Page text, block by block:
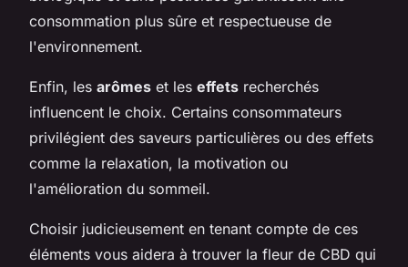
consommation plus sûre et respectueuse de
l'environnement.
Enfin, les arômes et les effets recherchés
influencent le choix. Certains consommateurs
privilégient des saveurs particulières ou des effets
comme la relaxation, la motivation ou
l'amélioration du sommeil.
Choisir judicieusement en tenant compte de ces
éléments vous aidera à trouver la fleur de CBD qui